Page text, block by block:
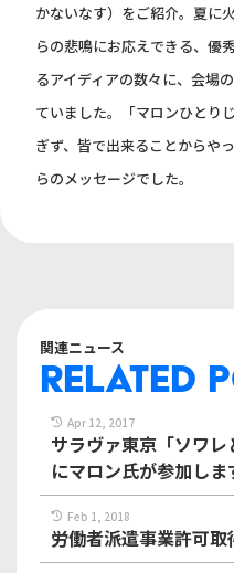
かないなす）をご紹介。夏に
らの悲鳴にお応えできる、優
るアイディアの数々に、会場
ていました。「マロンひとり
ぎず、皆で出来ることからや
らのメッセージでした。
関連ニュース
RELATED
Apr 12, 2017
サラヴァ東京「ソワレ
にマロン氏が参加しま
Feb 1, 2018
労働者派遣事業許可取